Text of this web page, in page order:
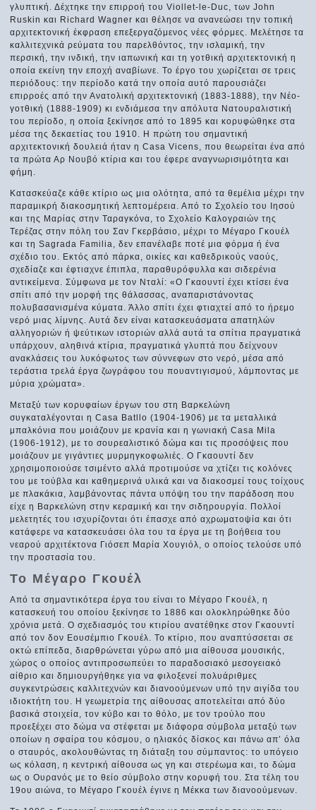
γλυπτική. Δέχτηκε την επιρροή του Viollet-le-Duc, των John
Ruskin και Richard Wagner και θέλησε να ανανεώσει την τοπική
αρχιτεκτονική έκφραση επεξεργαζόμενος νέες φόρμες. Μελέτησε τα
καλλιτεχνικά ρεύματα του παρελθόντος, την ισλαμική, την
περσική, την ινδική, την ιαπωνική και τη γοτθική αρχιτεκτονική η
οποία εκείνη την εποχή αναβίωνε. Το έργο του χωρίζεται σε τρεις
περιόδους: την περίοδο κατά την οποία αυτό παρουσιάζει
επιρροές από την Ανατολική αρχιτεκτονική (1883-1888), την Νέο-
γοτθική (1888-1909) κι ενδιάμεσα την απόλυτα Νατουραλιστική
του περίοδο, η οποία ξεκίνησε από το 1895 και κορυφώθηκε στα
μέσα της δεκαετίας του 1910. Η πρώτη του σημαντική
αρχιτεκτονική δουλειά ήταν η Casa Vicens, που θεωρείται ένα από
τα πρώτα Αρ Νουβό κτίρια και του έφερε αναγνωρισιμότητα και
φήμη.
Κατασκεύαζε κάθε κτίριο ως μια ολότητα, από τα θεμέλια μέχρι την
παραμικρή διακοσμητική λεπτομέρεια. Από το Σχολείο του Ιησού
και της Μαρίας στην Ταραγκόνα, το Σχολείο Καλογραιών της
Τερέζας στην πόλη του Σαν Γκερβάσιο, μέχρι το Μέγαρο Γκουέλ
και τη Sagrada Familia, δεν επανέλαβε ποτέ μια φόρμα ή ένα
σχέδιο του. Εκτός από πάρκα, οικίες και καθεδρικούς ναούς,
σχεδίαζε και έφτιαχνε έπιπλα, παραθυρόφυλλα και σιδερένια
αντικείμενα. Σύμφωνα με τον Νταλί: «Ο Γκαουντί έχει κτίσει ένα
σπίτι από την μορφή της θάλασσας, αναπαριστάνοντας
πολυβασανισμένα κύματα. Άλλο σπίτι έχει φτιαχτεί από το ήρεμο
νερό μιας λίμνης. Αυτά δεν είναι κατασκευάσματα απατηλών
αλληγοριών ή ψεύτικων ιστοριών αλλά αυτά τα σπίτια πραγματικά
υπάρχουν, αληθινά κτίρια, πραγματικά γλυπτά που δείχνουν
ανακλάσεις του λυκόφωτος των σύννεφων στο νερό, μέσα από
τεράστια τρελά έργα ζωγράφου του πουαντιγισμού, λάμποντας με
μύρια χρώματα».
Μεταξύ των κορυφαίων έργων του στη Βαρκελώνη
συγκαταλέγονται η Casa Batllo (1904-1906) με τα μεταλλικά
μπαλκόνια που μοιάζουν με κρανία και η γωνιακή Casa Mila
(1906-1912), με το σουρεαλιστικό δώμα και τις προσόψεις που
μοιάζουν με γιγάντιες μυρμηγκοφωλιές. Ο Γκαουντί δεν
χρησιμοποιούσε τσιμέντο αλλά προτιμούσε να χτίζει τις κολόνες
του με τούβλα και καθημερινά υλικά και να διακοσμεί τους τοίχους
με πλακάκια, λαμβάνοντας πάντα υπόψη του την παράδοση που
είχε η Βαρκελώνη στην κεραμική και την σιδηρουργία. Πολλοί
μελετητές του ισχυρίζονται ότι έπασχε από αχρωματοψία και ότι
κατάφερε να κατασκευάσει όλα του τα έργα με τη βοήθεια του
νεαρού αρχιτέκτονα Γιόσεπ Μαρία Χουγιόλ, ο οποίος τελούσε υπό
την προστασία του.
Το Μέγαρο Γκουέλ
Από τα σημαντικότερα έργα του είναι το Μέγαρο Γκουέλ, η
κατασκευή του οποίου ξεκίνησε το 1886 και ολοκληρώθηκε δύο
χρόνια μετά. Ο σχεδιασμός του κτιρίου ανατέθηκε στον Γκαουντί
από τον δον Εουσέμπιο Γκουέλ. Το κτίριο, που αναπτύσσεται σε
οκτώ επίπεδα, διαρθρώνεται γύρω από μια αίθουσα μουσικής,
χώρος ο οποίος αντιπροσωπεύει το παραδοσιακό μεσογειακό
αίθριο και δημιουργήθηκε για να φιλοξενεί πολυάριθμες
συγκεντρώσεις καλλιτεχνών και διανοούμενων υπό την αιγίδα του
ιδιοκτήτη του. Η γεωμετρία της αίθουσας αποτελείται από δύο
βασικά στοιχεία, τον κύβο και το θόλο, με τον τρούλο που
προεξέχει στο δώμα να στέφεται με διάφορα σύμβολα μεταξύ των
οποίων η σφαίρα του κόσμου, ο ηλιακός δίσκος και πάνω απ’ όλα
ο σταυρός, ακολουθώντας τη διάταξη του σύμπαντος: το υπόγειο
ως κόλαση, η κεντρική αίθουσα ως γη και στερέωμα και, το δώμα
ως ο Ουρανός με το θείο σύμβολο στην κορυφή του. Στα τέλη του
19ου αιώνα, το Μέγαρο Γκουέλ έγινε η Μέκκα των διανοούμενων.